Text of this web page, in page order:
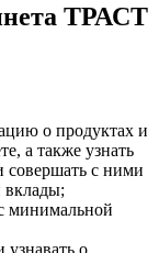
ТРАСТ
о продуктах и
а также узнать
совершать с ними
минимальной
узнавать о